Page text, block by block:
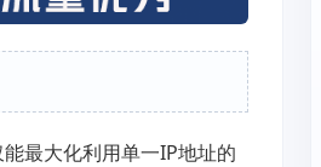
最大化利用单一IP地址的